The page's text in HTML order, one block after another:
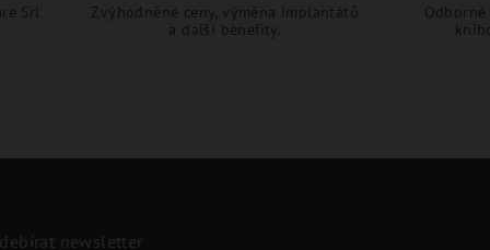
Srl
Zvýhodněné ceny, výměna implantátů
a další benefity.
Odborné
newsletter